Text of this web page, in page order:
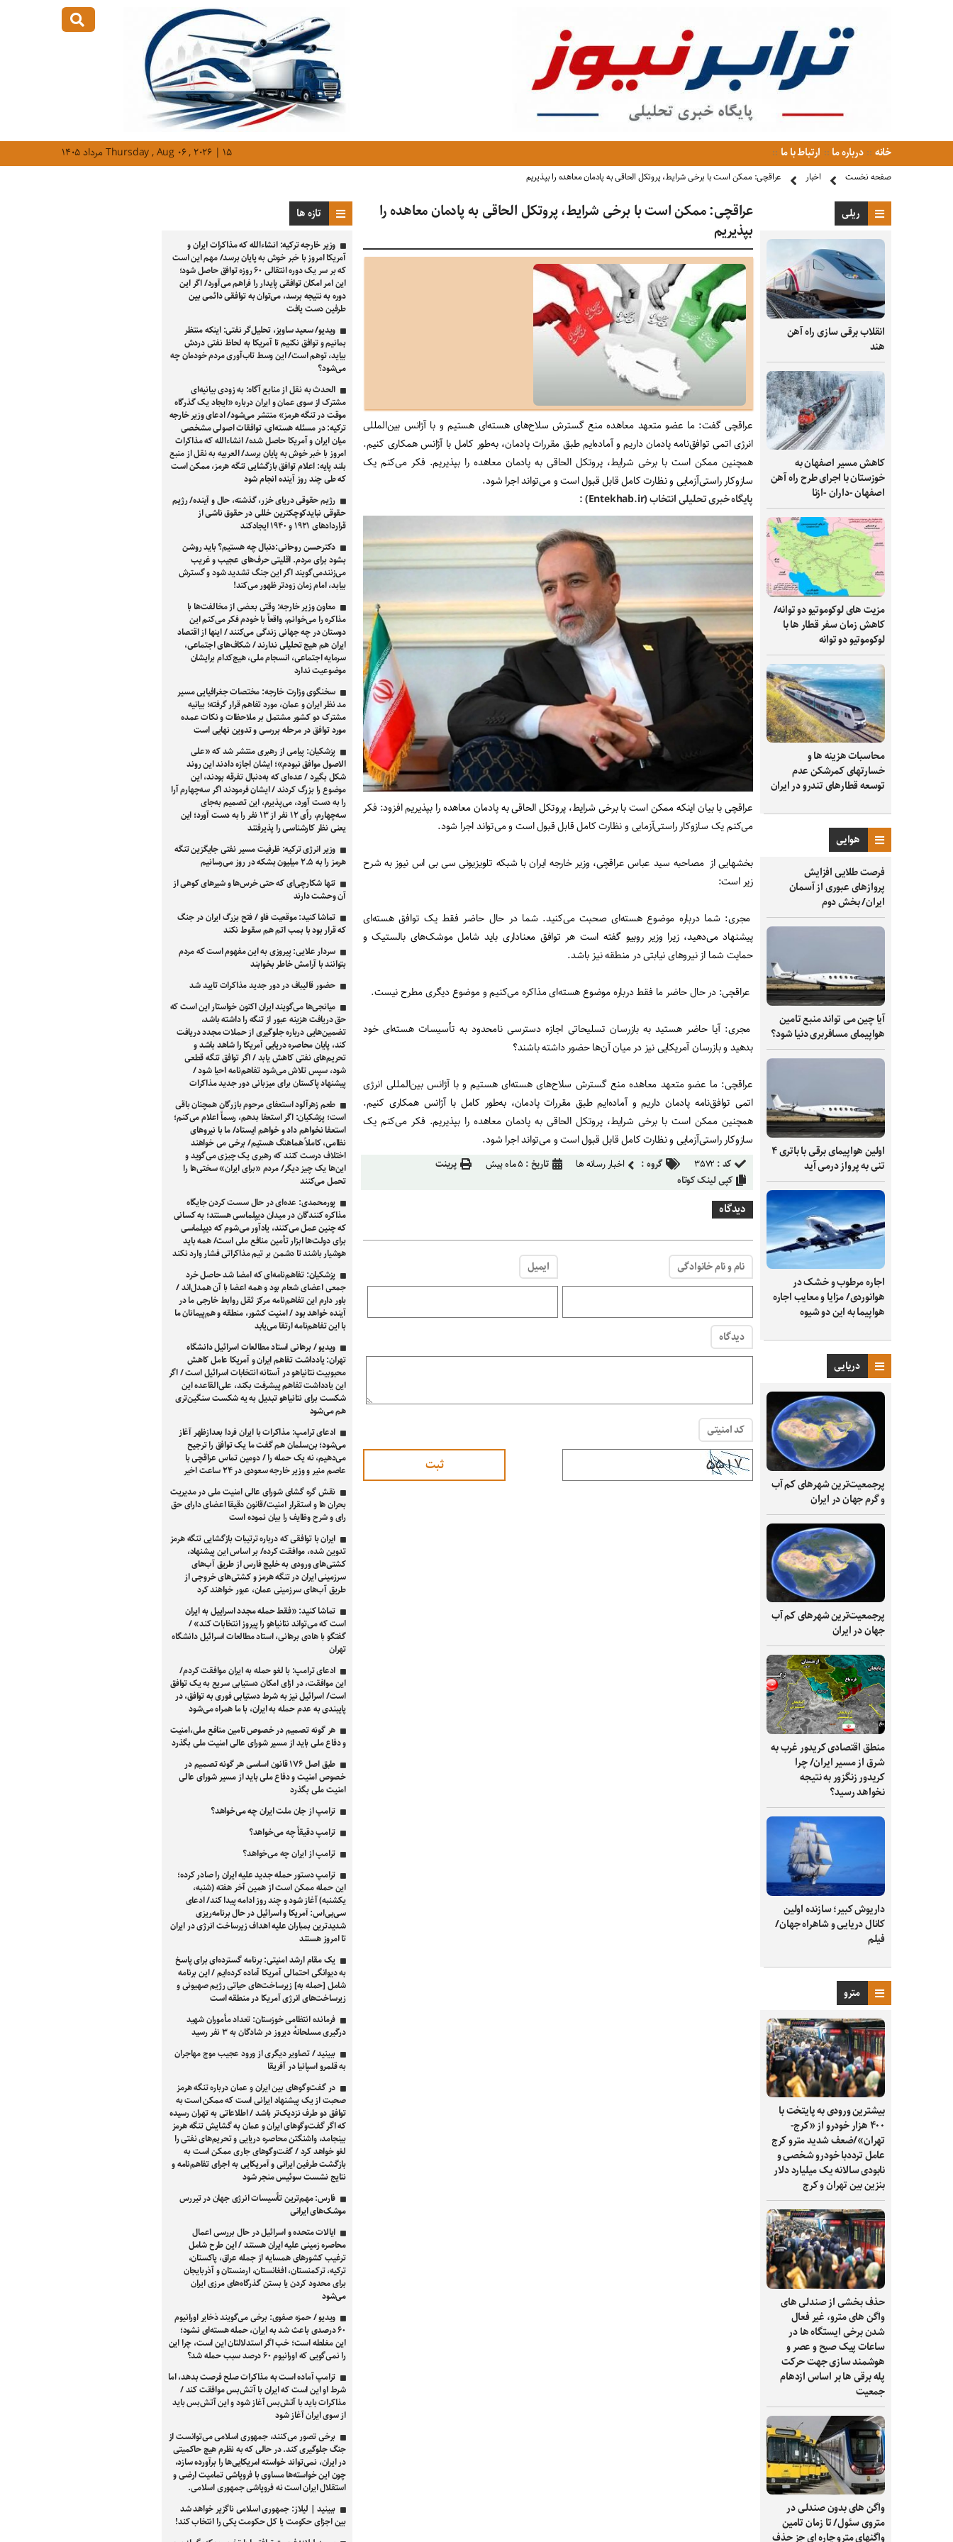
خانه درباره ما ارتباط با ما Thursday , Aug ۰۶ , ۲۰۲۶ | ۱۵ مرداد ۱۴۰۵
صفحه نخست اخبار عراقچی: ممکن است با برخی شرایط، پروتکل الحاقی به پادمان معاهده را بپذیریم
ریلی
انقلاب برقی‌ سازی راه‌ آهن
هند
کاهش مسیر اصفهان به
خوزستان با اجرای طرح راه آهن
اصفهان -داران -ازنا
مزیت های لوکوموتیو دو توانه/
کاهش زمان سفر قطار ها با
لوکوموتیو دو توانه
محاسبات هزینه ها و
خسارتهای کمرشکن عدم
توسعه قطارهای تندرو در ایران
هوایی
فرصت طلایی افزایش
پروازهای عبوری از آسمان
ایران/ بخش دوم
آیا چین می تواند منبع تامین
هواپیمای مسافربری دنیا شود؟
اولین هواپیمای برقی با باتری ۴
تنی به پرواز درمی آید
اجاره مرطوب و خشک در
هوانوردی/ مزایا و معایب اجاره
هواپیما به این دو شیوه
دریایی
پرجمعیت‌ترین شهرهای کم آب
و گرم جهان در ایران
پرجمعیت‌ترین شهرهای کم آب
جهان در ایران
منطق اقتصادی کریدور غرب به
شرق از مسیر ایران/ چرا
کریدور زنگزور به نتیجه
نخواهد رسید؟
داریوش کبیر؛ سازنده اولین
کانال دریایی و شاهراه جهان/
فیلم
مترو
بیشترین ورودی به پایتخت با
۴۰۰ هزار خودرو از «کرج-
تهران»/ضعف شدید مترو کرج
عامل ترددبا خودرو شخصی و
نابودی سالانه یک میلیارد دلار
بنزین بین تهران و کرج
حذف بخشی از صندلی های
واگن های مترو، غیر فعال
شدن برخی ایستگاه ها در
ساعات پیک صبح و عصر و
هوشمند سازی جهت حرکت
پله برقی ها بر اساس ازدهام
جمعیت
واگن های بدون صندلی در
متروی سئول/ تا زمان تامین
واگنهای مترو چاره ای جز حذف
عراقچی: ممکن است با برخی شرایط، پروتکل الحاقی به پادمان معاهده را
بپذیریم
عراقچی گفت: ما عضو متعهد معاهده منع گسترش سلاح‌های هسته‌ای هستیم و با آژانس بین‌المللی
انرژی اتمی توافق‌نامه پادمان داریم و آماده‌ایم طبق مقررات پادمان، به‌طور کامل با آژانس همکاری کنیم.
همچنین ممکن است با برخی شرایط، پروتکل الحاقی به پادمان معاهده را بپذیریم. فکر می‌کنم یک
سازوکار راستی‌آزمایی و نظارت کامل قابل قبول است و می‌تواند اجرا شود.
پایگاه خبری تحلیلی انتخاب (Entekhab.ir) :
عراقچی با بیان اینکه ممکن است با برخی شرایط، پروتکل الحاقی به پادمان معاهده را بپذیریم افزود: فکر
می‌کنم یک سازوکار راستی‌آزمایی و نظارت کامل قابل قبول است و می‌تواند اجرا شود.
بخشهایی از مصاحبه سید عباس عراقچی، وزیر خارجه ایران با شبکه تلویزیونی سی بی اس نیوز به شرح
زیر است:
مجری: شما درباره موضوع هسته‌ای صحبت می‌کنید. شما در حال حاضر فقط یک توافق هسته‌ای
پیشنهاد می‌دهید، زیرا وزیر روبیو گفته است هر توافق معناداری باید شامل موشک‌های بالستیک و
حمایت شما از نیروهای نیابتی در منطقه نیز باشد.
عراقچی: در حال حاضر ما فقط درباره موضوع هسته‌ای مذاکره می‌کنیم و موضوع دیگری مطرح نیست.
مجری: آیا حاضر هستید به بازرسان تسلیحاتی اجازه دسترسی نامحدود به تأسیسات هسته‌ای خود
بدهید و بازرسان آمریکایی نیز در میان آن‌ها حضور داشته باشند؟
عراقچی: ما عضو متعهد معاهده منع گسترش سلاح‌های هسته‌ای هستیم و با آژانس بین‌المللی انرژی
اتمی توافق‌نامه پادمان داریم و آماده‌ایم طبق مقررات پادمان، به‌طور کامل با آژانس همکاری کنیم.
همچنین ممکن است با برخی شرایط، پروتکل الحاقی به پادمان معاهده را بپذیریم. فکر می‌کنم یک
سازوکار راستی‌آزمایی و نظارت کامل قابل قبول است و می‌تواند اجرا شود.
کد : ۳۵۷۲ گروه : اخبار رسانه ها تاریخ : ۵ ماه پیش
پرینت
کپی لینک کوتاه
دیدگاه
نام و نام خانوادگی ایمیل
دیدگاه
کد امنیتی
تازه ها
وزیر خارجه ترکیه: انشاءالله که مذاکرات ایران و
آمریکا امروز با خبر خوش به پایان برسد/ مهم این است
که بر سر یک دوره انتقالی ۶۰ روزه توافق حاصل شود؛
این امر امکان توافقی پایدار را فراهم می‌آورد/ اگر این
دوره به نتیجه برسد، می‌توان به توافقی دائمی بین
طرفین دست یافت
ویدیو/ سعید ساویز، تحلیل‌گر نفتی: اینکه منتظر
بمانیم و توافق نکنیم تا آمریکا به لحاظ نفتی دردش
بیاید، توهم است/ این وسط تاب‌آوری مردم خودمان چه
می‌شود؟
الحدث به نقل از منابع آگاه: به زودی بیانیه‌ای
مشترک از سوی عمان و ایران درباره «ایجاد یک گذرگاه
موقت در تنگه هرمز» منتشر می‌شود/ ادعای وزیر خارجه
ترکیه: در مسئله هسته‌ای، توافقات اصولی مشخصی
میان ایران و آمریکا حاصل شده/ انشاءالله که مذاکرات
امروز با خبر خوش به پایان برسد/ العربیه به نقل از منبع
بلند پایه: اعلام توافق بازگشایی تنگه هرمز، ممکن است
که طی چند روز آینده انجام شود
رژیم حقوقی دریای خزر، گذشته، حال و آینده/ رژیم
حقوقی نبایدکوچکترین خللی در حقوق ناشی از
قراردادهای ۱۹۲۱ و ۱۹۴۰ ایجادکند
دکترحسن روحانی:دنبال چه هستیم؟ باید روشن
بشود برای مردم. اقلیتی حرف‌های عجیب و غریب
می‌زنندمی‌گویند اگر این جنگ تشدید شود و گسترش
بیابد، امام زمان زودتر ظهور می‌کند!
معاون وزیر خارجه: وقتی بعضی از مخالفت‌ها با
مذاکره را می‌خوانم، واقعاً با خودم فکر می‌کنم این
دوستان در چه جهانی زندگی می‌کنند / اینها از اقتصاد
ایران هم هیچ تحلیلی ندارند / شکاف‌های اجتماعی،
سرمایه اجتماعی، انسجام ملی، هیچ‌کدام برایشان
موضوعیت ندارد
سخنگوی وزارت خارجه: مختصات جغرافیایی مسیر
مد نظر ایران و عمان، مورد تفاهم قرار گرفته؛ بیانیه
مشترک دو کشور مشتمل بر ملاحظات و نکات عمده
مورد توافق در مرحله بررسی و تدوین نهایی است
پزشکیان: پیامی از رهبری منتشر شد که «علی
الاصول موافق نبودم»؛ ایشان اجازه دادند این روند
شکل بگیرد / عده‌ای که به‌دنبال تفرقه بودند، این
موضوع را بزرگ کردند / ایشان فرمودند اگر سه‌چهارم آرا
را به دست آورد، می‌پذیرم، این تصمیم به‌جای
سه‌چهارم، رأی ۱۲ نفر از ۱۳ نفر را به دست آورد؛ این
یعنی نظر کارشناسی را پذیرفتند
وزیر انرژی ترکیه: ظرفیت مسیر نفتی جایگزین تنگه
هرمز را به ۲.۵ میلیون بشکه در روز می‌رسانیم
تنها شکارچی‌ای که حتی خرس‌ها و شیرهای کوهی از
آن وحشت دارند
تماشا کنید: موقعیت فاو / فتح بزرگ ایران در جنگ
که قرار بود با بمب اتم هم سقوط نکند
سردار علایی: پیروزی به این مفهوم است که مردم
بتوانند با آرامش خاطر بخوابند
حضور قالیباف در دور جدید مذاکرات تایید شد
میانجی‌ها می‌گویند ایران اکنون خواستار این است که
حق دریافت هزینه عبور از تنگه را داشته باشد،
تضمین‌هایی درباره جلوگیری از حملات مجدد دریافت
کند، پایان محاصره دریایی آمریکا را شاهد باشد و
تحریم‌های نفتی کاهش یابد / اگر توافق تنگه قطعی
شود، سپس تلاش می‌شود تفاهم‌نامه احیا شود /
پیشنهاد پاکستان برای میزبانی دور جدید مذاکرات
طعم زهرآلود استعفای مرحوم بازرگان همچنان باقی
است؛ پزشکیان: اگر استعفا بدهم، رسماً اعلام می‌کنم؛
استعفا نخواهم داد و خواهم ایستاد/ ما با نیروهای
نظامی، کاملاً هماهنگ هستیم/ برخی می خواهند
اختلاف درست کنند که رهبری یک چیزی می‌گوید و
این‌ها یک چیز دیگر/ مردم «برای ایران» سختی‌ها را
تحمل می‌کنند
پورمحمدی: عده‌ای در حال سست کردن جایگاه
مذاکره کنندگان در میدان دیپلماسی هستند؛ به کسانی
که چنین عمل می‌کنند، یادآور می‌شوم که دیپلماسی
برای دولت‌ها ابزار تأمین منافع ملی است/ همه باید
هوشیار باشند تا دشمن بر تیم مذاکراتی فشار وارد نکند
پزشکیان: تفاهم‌نامه‌ای که امضا شد حاصل خرد
جمعی اعضای شعام بود و همه اعضا با آن همدل‌اند /
باور دارم این تفاهم‌نامه مرکز ثقل روابط خارجی ما در
آینده خواهد بود / امنیت کشور، منطقه و هم‌پیمانان ما
با این تفاهم‌نامه ارتقا می‌یابد
ویدیو / برهانی استاد مطالعات اسرائیل دانشگاه
تهران: یادداشت تفاهم ایران و آمریکا عامل کاهش
محبوبیت نتانیاهو در آستانه انتخابات اسرائیل است / اگر
این یادداشت تفاهم پیشرفت بکند، علی‌القاعده این
شکست برای نتانیاهو تبدیل به یه شکست سنگین‌تری
هم می‌شود
ادعای ترامپ: مذاکرات با ایران فردا بعدازظهر آغاز
می‌شود؛ بن‌سلمان هم گفت ما یک توافق را ترجیح
می‌دهیم، نه یک حمله را / دومین تماس عراقچی با
عاصم منیر و وزیر خارجه سعودی در ۲۴ ساعت اخیر
نقش گره گشای شورای عالی امنیت ملی در مدیریت
بحران ها و استقرار امنیت/قانون دقیقا اعضای دارای حق
رای و شرح وظایف را بیان نموده است
ایران با توافقی که درباره ترتیبات بازگشایی تنگه هرمز
تدوین شده، موافقت کرده/ بر اساس این پیشنهاد،
کشتی‌های ورودی به خلیج فارس از طریق آب‌های
سرزمینی ایران در تنگه هرمز و کشتی‌های خروجی از
طریق آب‌های سرزمینی عمان، عبور خواهند کرد
تماشا کنید: «فقط حمله مجدد اسراییل به ایران
است که می‌تواند نتانیاهو را پیروز انتخابات کند» /
گفتگو با هادی برهانی، استاد مطالعات اسرائیل دانشگاه
تهران
ادعای ترامپ: با لغو حمله به ایران موافقت کردم/
این موافقت، در ازای امکان دستیابی سریع به یک توافق
است/ اسرائیل نیز به شرط دستیابی فوری به توافق، در
پایبندی به عدم حمله به ایران، با ما همراه می‌شود
هر گونه تصمیم در خصوص تامین منافع ملی،امنیت
و دفاع ملی باید از مسیر شورای عالی امنیت ملی بگذرد
طبق اصل ۱۷۶ قانون اساسی هر گونه تصمیم در
خصوص امنیت و دفاع ملی باید از مسیر شورای عالی
امنیت ملی بگذرد
ترامپ از جان ملت ایران چه می‌خواهد؟
ترامپ دقیقاً چه می‌خواهد؟
ترامپ از ایران چه می‌خواهد؟
ترامپ دستور حمله جدید علیه ایران را صادر کرده؛
این حمله ممکن است از همین آخر هفته (شنبه،
یکشنبه) آغاز شود و چند روز ادامه پیدا کند/ ادعای
سی‌بی‌اس: آمریکا و اسرائیل در حال برنامه‌ریزی
شدیدترین بمباران علیه اهداف زیرساخت انرژی در ایران
تا امروز هستند
یک مقام ارشد امنیتی: برنامه گسترده‌ای برای پاسخ
به دیوانگی احتمالی آمریکا آماده کرده‌ایم / این برنامه
شامل [حمله به] زیرساخت‌های حیاتی رژیم صهیونی و
زیرساخت‌های انرژی آمریکا در منطقه است
فرمانده انتظامی خوزستان: تعداد مأموران شهید
درگیری مسلحانهٔ دیروز در شادگان به ۳ نفر رسید
ببینید / تصاویر دیگری از ورود عجیب موج مهاجران
به قلمرو اسپانیا در آفریقا
در گفت‌وگوهای بین ایران و عمان درباره تنگه هرمز
صحبت از یک پیشنهاد ایرانی است که ممکن است به
توافق دو طرف نزدیک‌تر باشد / اطلاعاتی به تهران رسیده
که اگر گفت‌وگوهای ایران و عمان به گشایش تنگه هرمز
بینجامد، واشنگتن محاصره دریایی و تحریم‌های نفتی را
لغو خواهد کرد / گفت‌وگوهای جاری ممکن است به
بازگشت طرفین ایرانی و آمریکایی به اجرای تفاهم‌نامه و
نتایج نشست سوئیس منجر شود
فارس: مهم‌ترین تأسیسات انرژی جهان در تیررس
موشک‌های ایرانی
ایالات متحده و اسرائیل در حال بررسی اعمال
محاصره زمینی علیه ایران هستند / این طرح شامل
ترغیب کشور‌های همسایه از جمله عراق، پاکستان،
ترکیه، ترکمنستان، افغانستان، ارمنستان و آذربایجان
برای محدود کردن یا بستن گذرگاه‌های مرزی ایران
می‌شود
ویدیو / حمزه صفوی: برخی می‌گویند ذخایر اورانیوم
۶۰ درصدی باعث شد به ایران، حمله هسته‌ای نشود؛
این مغلطه است؛ خب اگر استدلالتان این است، چرا این
را نمی‌گویی که اورانیوم ۶۰ درصد سبب حمله شد؟
ترامپ آماده است به مذاکرات صلح فرصت بدهد، اما
شرط او این است که ایران با آتش‌بس موافقت کند /
مذاکرات باید با آتش‌بس آغاز شود و این آتش‌بس باید
از سوی ایران آغاز شود
برخی تصور می‌کنند، جمهوری اسلامی می‌توانست از
جنگ جلوگیری کند. در حالی که به نظرم هیچ حاکمیتی
در ایران، نمی‌تواند خواسته امریکایی‌ها را برآورده سازد،
چون این خواسته‌ها مساوی با فروپاشی تمامیت ارضی و
استقلال ایران است نه فروپاشی جمهوری اسلامی.
ببینید | لیلاز: جمهوری اسلامی ناگزیر خواهد شد
بین اجزای حکومت یا کل حکومت یکی را انتخاب کند!